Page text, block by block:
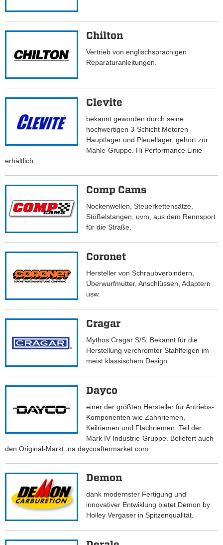
Chilton
Vertrieb von englischsprachigen
Reparaturanleitungen.
Clevite
bekannt geworden durch seine
hochwertigen 3-Schicht Motoren-
Hauptlager und Pleuellager, gehört zur
Mahle-Gruppe. Hi Performance Linie
erhältlich.
Comp Cams
Nockenwellen, Steuerkettensätze,
Stößelstangen, uvm, aus dem Rennsport
für die Straße.
Coronet
Hersteller von Schraubverbindern,
Überwurfmutter, Anschlüssen, Adaptern
usw.
Cragar
Mythos Cragar S/S. Bekannt für die
Herstellung verchromter Stahlfelgen im
meist klassischem Design.
Dayco
einer der größten Hersteller für Antriebs-
Komponenten wie Zahnriemen,
Keilriemen und Flachriemen. Teil der
Mark IV Industrie-Gruppe. Beliefert auch
den Original-Markt. na.daycoaftermarket.com
Demon
dank modernster Fertigung und
innovativer Entwiklung bietet Demon by
Holley Vergaser in Spitzenqualität.